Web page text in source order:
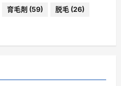
育毛剤 (59) 脱毛 (26)